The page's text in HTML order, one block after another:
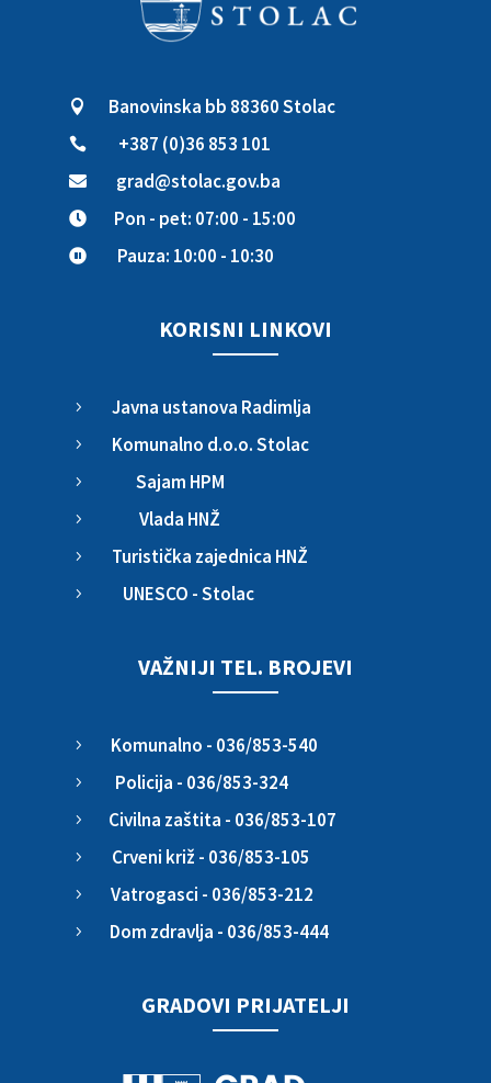
 Banovinska bb 88360 Stolac
 +387 (0)36 853 101
 grad@stolac.gov.ba
 Pon - pet: 07:00 - 15:00
 Pauza: 10:00 - 10:30
KORISNI LINKOVI
5 Javna ustanova Radimlja
5 Komunalno d.o.o. Stolac
5 Sajam HPM
5 Vlada HNŽ
5 Turistička zajednica HNŽ
5 UNESCO - Stolac
VAŽNIJI TEL. BROJEVI
5 Komunalno - 036/853-540
5 Policija - 036/853-324
5 Civilna zaštita - 036/853-107
5 Crveni križ - 036/853-105
5 Vatrogasci - 036/853-212
5 Dom zdravlja - 036/853-444
GRADOVI PRIJATELJI